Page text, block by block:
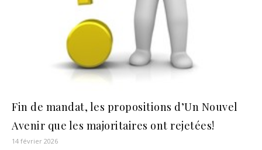
Fin de mandat, les propositions d’Un Nouvel
Avenir que les majoritaires ont rejetées!
14 février 2026